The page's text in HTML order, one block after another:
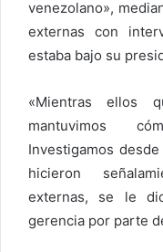
venezolano»,
externas con
estaba bajo su
«Mientras ellos
mantuvimos
Investigamos
hicieron
externas, se le
gerencia por parte